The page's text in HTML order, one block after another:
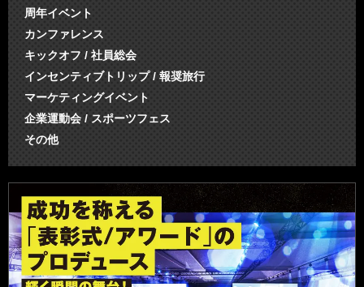
周年イベント
カンファレンス
キックオフ / 社員総会
インセンティブトリップ / 報奨旅行
マーケティングイベント
企業運動会 / スポーツフェス
その他